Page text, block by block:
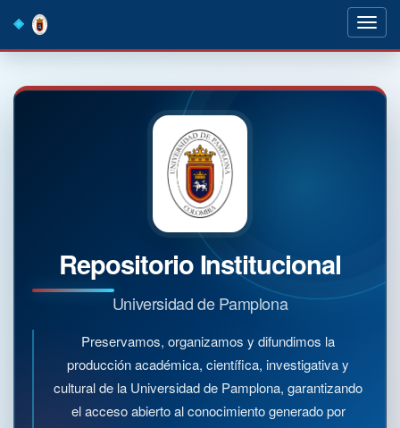
navigation
Repositorio Institucional
Universidad de Pamplona
Preservamos, organizamos y difundimos la
producción académica, científica, investigativa y
cultural de la Universidad de Pamplona, garantizando
el acceso abierto al conocimiento generado por